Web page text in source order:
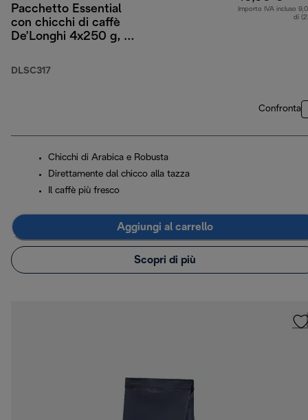
Pacchetto Essential
con chicchi di caffè
De’Longhi 4x250 g, 2
cappuccino e filtro per
DLSC317
Importo IVA incluso
di
Confronta
Chicchi di Arabica e Robusta
Direttamente dal chicco alla tazza
Il caffè più fresco
Aggiungi al carrello
Scopri di più